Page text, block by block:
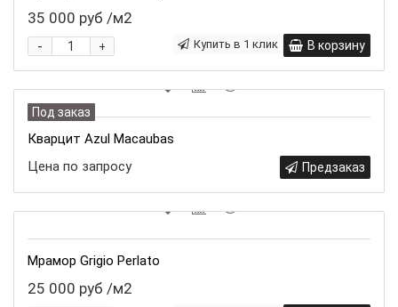
35 000 руб /м2
+
- В корзину
Купить в 1 клик
Под заказ
Кварцит Azul Macaubas
Цена по запросу
Предзаказ
Мрамор Grigio Perlato
25 000 руб /м2